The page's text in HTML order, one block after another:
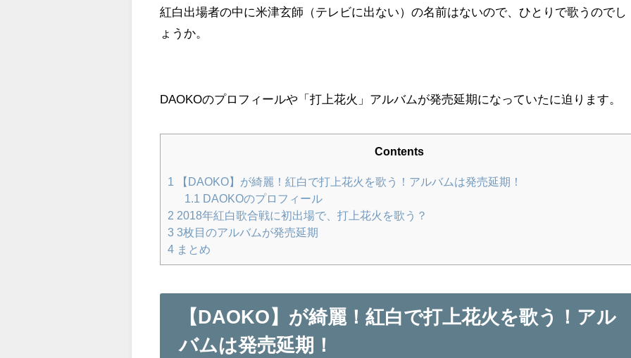
紅白出場者の中に米津玄師（テレビに出ない）の名前はないので、ひとりで歌うのでし
ょうか。
DAOKOのプロフィールや「打上花火」アルバムが発売延期になっていたに迫ります。
Contents
1
【DAOKO】が綺麗！紅白で打上花火を歌う！アルバムは発売延期！
1.1
DAOKOのプロフィール
2 2018年紅白歌合戦に初出場で、打上花火を歌う？
3 3枚目のアルバムが発売延期
4 まとめ
【DAOKO】が綺麗！紅白で打上花火を歌う！アル
バムは発売延期！